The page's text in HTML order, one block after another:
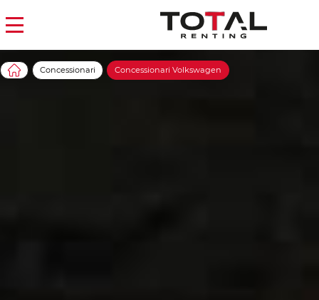
Concessionari Concessionari Volkswagen